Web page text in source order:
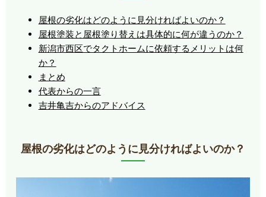
屋根の劣化はどのように見分ければよいのか？
屋根塗装と屋根塗り替えは具体的に何が違うのか？
新潟市西区でタクトホームに依頼するメリットは何
か？
まとめ
代表からの一言
吉井亀吉からのアドバイス
屋根の劣化はどのように見分ければよいのか？